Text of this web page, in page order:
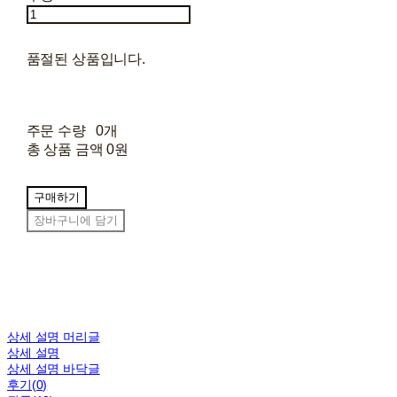
품절된 상품입니다.
주문 수량
0개
총 상품 금액 0원
구매하기
장바구니에 담기
상세 설명 머리글
상세 설명
상세 설명 바닥글
후기(0)